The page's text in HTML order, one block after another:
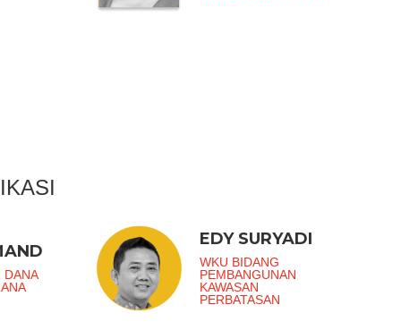
DANA
EDY SURYADI
WKU BIDANG
PEMBANGUNAN
KAWASAN
PERBATASAN